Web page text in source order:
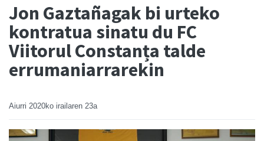
Jon Gaztañagak bi urteko
kontratua sinatu du FC
Viitorul Constanța talde
errumaniarrarekin
Aiurri 2020ko irailaren 23a